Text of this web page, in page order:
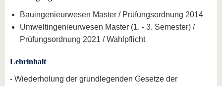
Bauingenieurwesen Master / Prüfungsordnung 2014
Umweltingenieurwesen Master (1. - 3. Semester) /
Prüfungsordnung 2021 / Wahlpflicht
Lehrinhalt
- Wiederholung der grundlegenden Gesetze der